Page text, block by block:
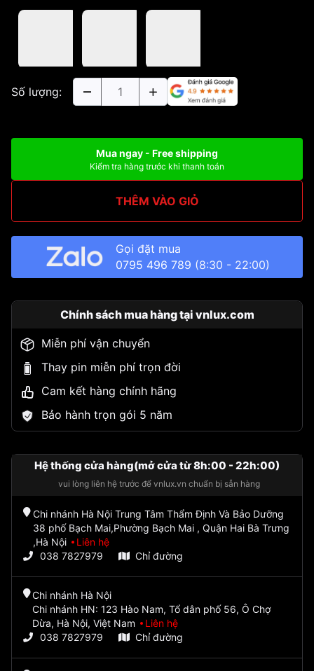
Số lượng:
Mua ngay - Free shipping
Kiểm tra hàng trước khi thanh toán
THÊM VÀO GIỎ
Gọi đặt mua
0795 496 789 (8:30 - 22:00)
Chính sách mua hàng tại vnlux.com
Miễn phí vận chuyển
Thay pin miễn phí trọn đời
Cam kết hàng chính hãng
Bảo hành trọn gói 5 năm
Hệ thống cửa hàng(mở cửa từ 8h:00 - 22h:00)
vui lòng liên hệ trước để vnlux.vn chuẩn bị sẵn hàng
Chi nhánh Hà Nội Trung Tâm Thẩm Định Và Bảo Dưỡng
38 phố Bạch Mai,Phường Bạch Mai , Quận Hai Bà Trưng
,Hà Nội
Liên hệ
038 7827979
Chỉ đường
Chi nhánh Hà Nội
Chi nhánh HN: 123 Hào Nam, Tổ dân phố 56, Ô Chợ
Dừa, Hà Nội, Việt Nam
Liên hệ
038 7827979
Chỉ đường